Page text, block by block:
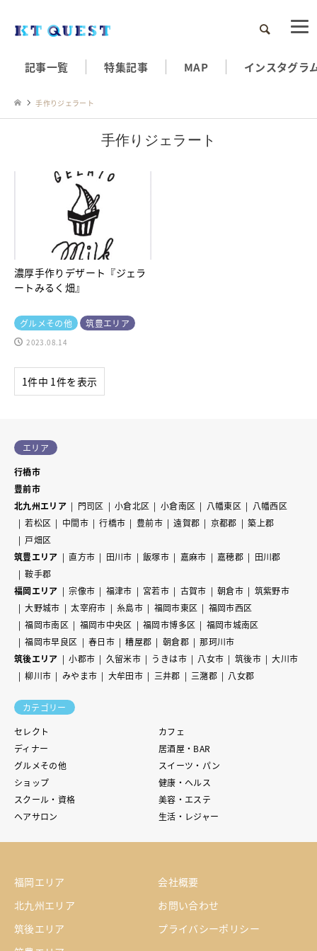
検索
記事一覧 特集記事 MAP インスタグラ
手作りジェラート
手作りジェラート
濃厚手作りデザート『ジェラ
ートみるく畑』
グルメその他 筑豊エリア
2023.08.14
1件中 1件を表示
エリア
行橋市
豊前市
北九州エリア
門司区 小倉北区 小倉南区 八幡東区
八幡西区
若松区
中間市 行橋市 豊前市 遠賀郡 京都郡
築上郡
戸畑区
筑豊エリア
直方市 田川市 飯塚市 嘉麻市 嘉穂郡
田川郡
鞍手郡
福岡エリア
宗像市 福津市 宮若市 古賀市 朝倉市
筑紫野市
大野城市
太宰府市 糸島市 福岡市東区
福岡市西区
福岡市南区
福岡市中央区 福岡市博多区
福岡市城南区
福岡市早良区
春日市 糟屋郡 朝倉郡
那珂川市
筑後エリア
小郡市 久留米市 うきは市 八女市 筑後市
大川市
柳川市
みやま市 大牟田市 三井郡 三潴郡 八女郡
カテゴリー
セレクト
カフェ
ディナー
居酒屋・BAR
グルメその他
スイーツ・パン
ショップ
健康・ヘルス
スクール・資格
美容・エステ
ヘアサロン
生活・レジャー
福岡エリア
北九州エリア
筑後エリア
会社概要
お問い合わせ
プライバシーポリシー